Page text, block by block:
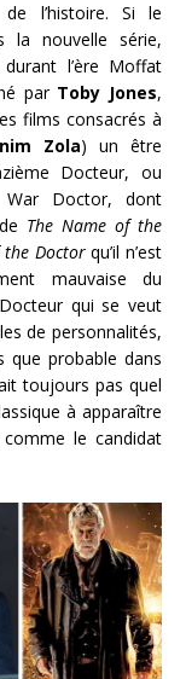
l’histoire. Si le
la nouvelle série,
l’ère Moffat
par Toby Jones,
films consacrés à
Zola) un être
Docteur, ou
Doctor, dont
The Name of the
the Doctorqu’il n’est
mauvaise du
qui se veut
de personnalités,
que probable dans
toujours pas quel
à apparaître
le candidat